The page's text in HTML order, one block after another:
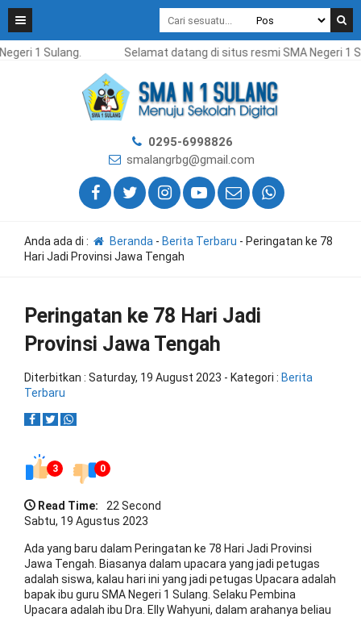
1 Sulang. Selamat datang di situs resmi SMA Negeri 1
0295-6998826
smalangrbg@gmail.com
Anda ada di : Beranda - Berita Terbaru - Peringatan ke 78
Hari Jadi Provinsi Jawa Tengah
Peringatan ke 78 Hari Jadi
Provinsi Jawa Tengah
Diterbitkan : Saturday, 19 August 2023 - Kategori : Berita
Terbaru
3 0
Read Time:
22 Second
Sabtu, 19 Agustus 2023
Ada yang baru dalam Peringatan ke 78 Hari Jadi Provinsi
Jawa Tengah. Biasanya dalam upacara yang jadi petugas
adalah siswa, kalau hari ini yang jadi petugas Upacara adalah
bapak ibu guru SMA Negeri 1 Sulang. Selaku Pembina
Upacara adalah ibu Dra. Elly Wahyuni, dalam arahanya beliau